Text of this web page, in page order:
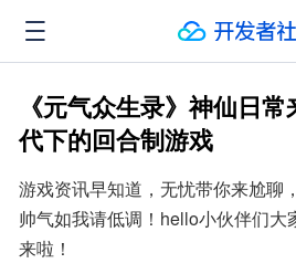
《元气众生录》神仙日
代下的回合制游戏
游戏资讯早知道，无忧带你来尬聊
帅气如我请低调！hello小伙伴们大
来啦！